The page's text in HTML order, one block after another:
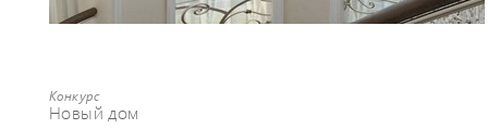
Конкурс
Новый дом